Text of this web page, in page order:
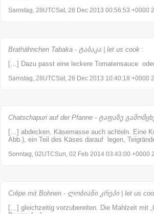
Samstag, 28UTCSat, 28 Dec 2013 00:56:53 +0000
Brathähnchen Tabaka - ტაბაკა | let us cook :
[…] Dazu passt eine leckere Tomatensauce
Samstag, 28UTCSat, 28 Dec 2013 10:40:18 +0000
Chatschapuri auf der Pfanne - ტაფაზე
[…] abdecken. Käsemasse auch achteln. Eine
Abb.), ein Teil des Käses darauf legen,
Sonntag, 02UTCSun, 02 Feb 2014 03:43:00 +0000
Crêpe mit Bohnen - ლობიანი კრეპი | let us
[…] gleichzeitig vorzubereiten. Die Mahlzeit mit